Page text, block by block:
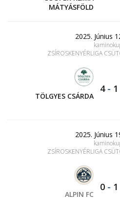
MÁTYÁSFÖLD
2025. Június
ZSÍROSKENYÉRLIGA
TÖLGYES CSÁRDA
4- 1
2025. Június
ZSÍROSKENYÉRLIGA
ALPIN FC
0 - 1